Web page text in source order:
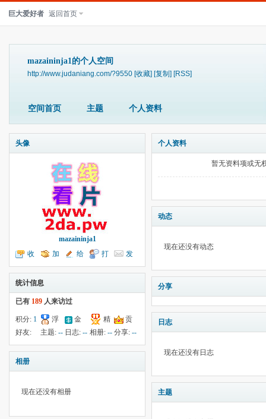
巨大爱好者 返回首页
mazaininja1的个人空间
http://www.judaniang.com/?9550 [收藏] [复制] [RSS]
空间首页 主题 个人资料
头像
mazaininja1
收
听TA
加
为好友
给
我留言
打
个招呼
发
送消息
统计信息
已有 189 人来访过
积分: 1
浮
云:--
金
钱:--
精
华:--
贡
献:--
好友:
198
主题: -- 日志:-- 相册: -- 分享:--
相册
现在还没有相册
个人资料
暂无资料项或无
动态
现在还没有动态
分享
日志
现在还没有日志
主题